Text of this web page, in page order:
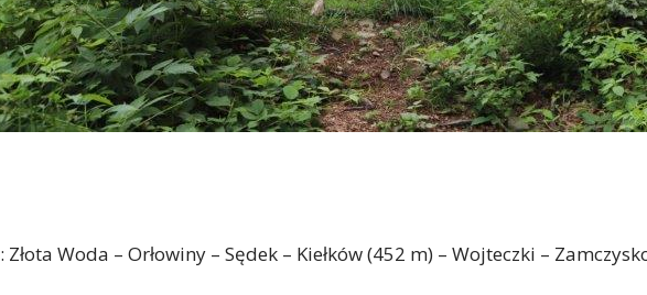
: Złota Woda – Orłowiny – Sędek – Kiełków (452 m) – Wojteczki –